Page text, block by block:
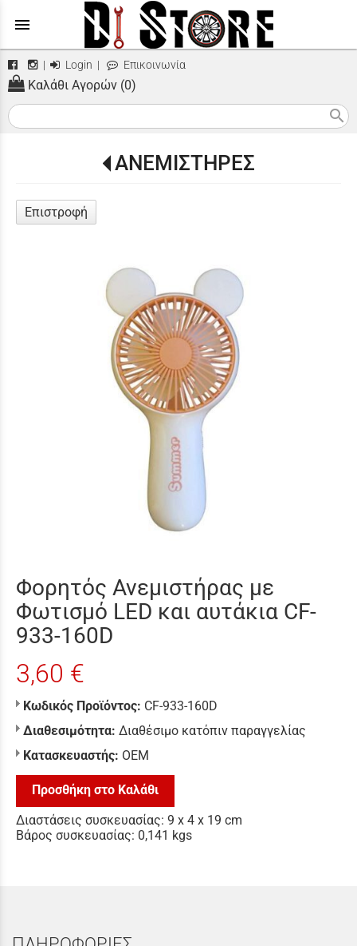
menu
| Login | Επικοινωνία
Καλάθι Αγορών (0)
search
ΑΝΕΜΙΣΤΗΡΕΣ
Επιστροφή
Φορητός Ανεμιστήρας με
Φωτισμό LED και αυτάκια CF-
933-160D
3,60 €
Κωδικός Προϊόντος: CF-933-160D
Διαθεσιμότητα: Διαθέσιμο κατόπιν παραγγελίας
Κατασκευαστής: ΟΕΜ
Προσθήκη στο Καλάθι
Διαστάσεις συσκευασίας: 9 x 4 x 19 cm
Βάρος συσκευασίας: 0,141 kgs